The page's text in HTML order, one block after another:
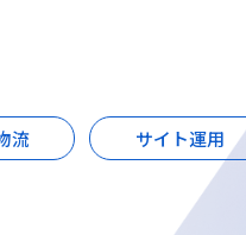
流 サイト運用